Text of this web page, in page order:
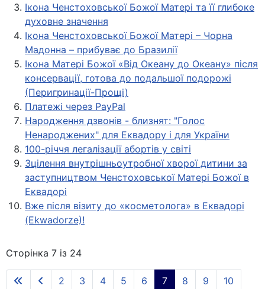
Ікона Ченстоховської Божої Матері та її глибоке
духовне значення
Ікона Ченстоховської Божої Матері – Чорна
Мадонна – прибуває до Бразилії
Ікона Матері Божої «Від Oкеану до Oкеану» після
консервації, готова до подальшої подорожі
(Перигринації-Прощі)
Платежі через PayPal
Народження дзвонів - близнят: "Голос
Ненароджених" для Еквадору і для України
100-річчя легалізації абортів у світі
Зцілення внутрішньоутробної хворої дитини за
заступництвом Ченстоховської Матері Божої в
Еквадорі
Вже після візиту до «косметолога» в Еквадорі
(Ekwadorze)!
Сторінка 7 із 24
2 3 4 5 6 7 8 9 10